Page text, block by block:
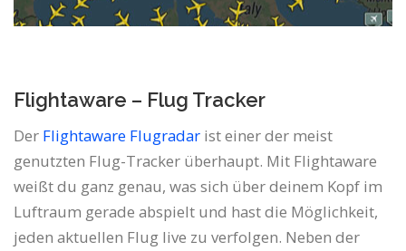
Flightaware – Flug Tracker
Der Flightaware Flugradar ist einer der meist
genutzten Flug-Tracker überhaupt. Mit Flightaware
weißt du ganz genau, was sich über deinem Kopf im
Luftraum gerade abspielt und hast die Möglichkeit,
jeden aktuellen Flug live zu verfolgen. Neben der